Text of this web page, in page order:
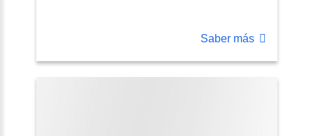
Saber más